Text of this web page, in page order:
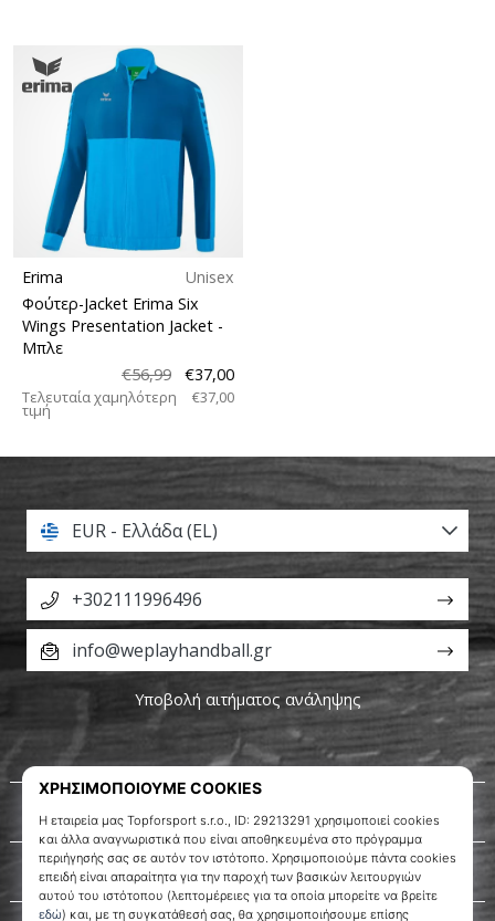
Erima
Unisex
Φούτερ-Jacket Erima Six
Wings Presentation Jacket -
Μπλε
€56,99
€37,00
Τελευταία χαμηλότερη
τιμή
€37,00
Σχετικά μ' εμάς
Εξυπηρέτηση πελατών
EUR - Ελλάδα (EL)
+302111996496
info@weplayhandball.gr
Υποβολή αιτήματος ανάληψης